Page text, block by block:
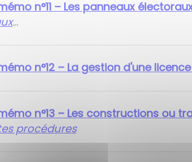
n°11 – Les panneaux
...
n°12 – La gestion d'une
n°13 – Les constructions ou
procédures